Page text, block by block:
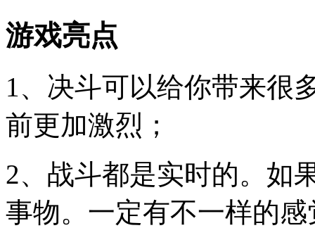
游戏亮点
1、决斗可以给你带来很
前更加激烈；
2、战斗都是实时的。如
事物。一定有不一样的感